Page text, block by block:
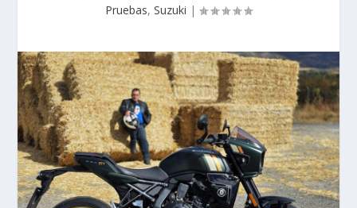
Pruebas, Suzuki |